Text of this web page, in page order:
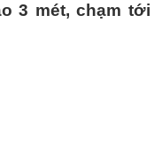
3 mét, chạm tới